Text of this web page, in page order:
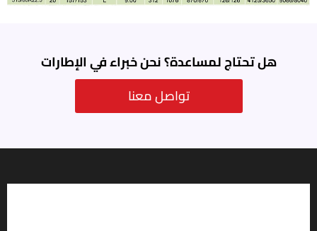
هل تحتاج لمساعدة؟ نحن خبراء في الإطارات
تواصل معنا